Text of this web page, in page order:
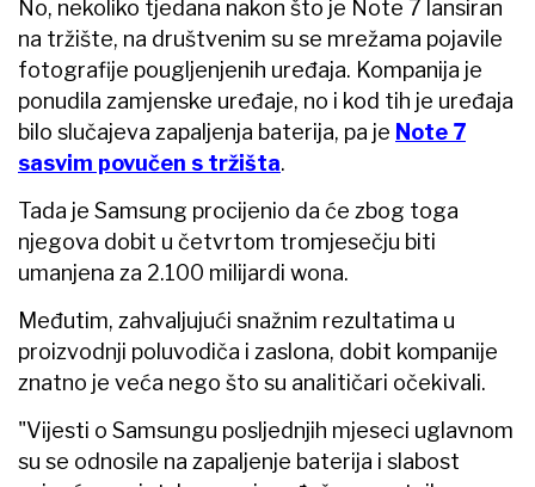
No, nekoliko tjedana nakon što je Note 7 lansiran
na tržište, na društvenim su se mrežama pojavile
fotografije pougljenjenih uređaja. Kompanija je
ponudila zamjenske uređaje, no i kod tih je uređaja
bilo slučajeva zapaljenja baterija, pa je Note 7
sasvim povučen s tržišta.
Tada je Samsung procijenio da će zbog toga
njegova dobit u četvrtom tromjesečju biti
umanjena za 2.100 milijardi wona.
Međutim, zahvaljujući snažnim rezultatima u
proizvodnji poluvodiča i zaslona, dobit kompanije
znatno je veća nego što su analitičari očekivali.
"Vijesti o Samsungu posljednjih mjeseci uglavnom
su se odnosile na zapaljenje baterija i slabost